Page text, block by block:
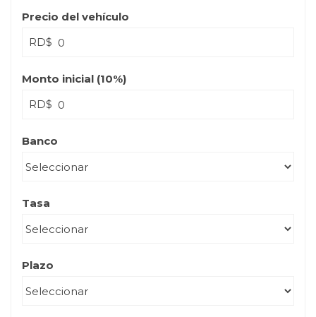
Precio del vehículo
RD$
Monto inicial (10%)
RD$
Banco
Tasa
Plazo